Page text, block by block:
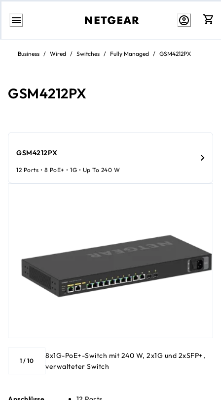
Weiter
InhaltBusiness / Wired / Switches / Fully Managed / GSM4212PX
GSM4212PX
1 / 10
8x1G-PoE+-Switch mit 240 W, 2x1G und 2xSFP+,
verwalteter Switch
GSM4212PX
12 Ports • 8 PoE+ • 1G • Up To 240 W